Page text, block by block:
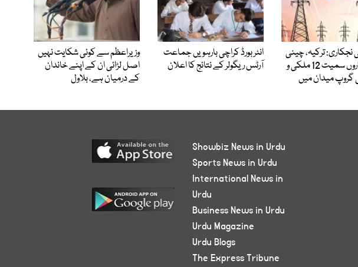
ترکیہ، چینی
سرمایہ کاروں سمیت 12 ملکی و
گروپ میدان میں
انٹر بورڈ کراچی بارہویں جماعت
آرٹس ریگولر کے نتائج کا اعلان
وزیراعظم سے کوئی شکایت نہیں
اصل لڑائی ان کے اپنے خاندان
کے درمیان ہے، بلاول
Showbiz News in Urdu
Sports News in Urdu
International News in
Urdu
Business News in Urdu
Urdu Magazine
Urdu Blogs
The Express Tribune